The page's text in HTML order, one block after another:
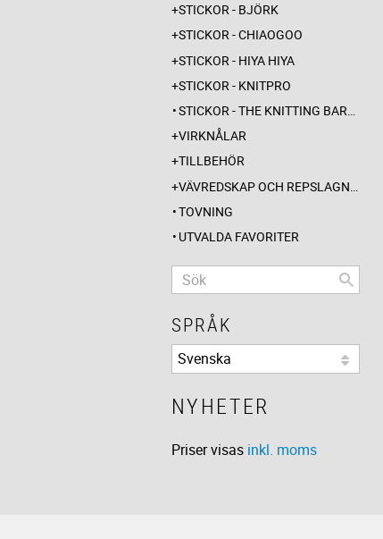
STICKOR - BJÖRK
STICKOR - CHIAOGOO
STICKOR - HIYA HIYA
STICKOR - KNITPRO
STICKOR - THE KNITTING BARBER
VIRKNÅLAR
TILLBEHÖR
VÄVREDSKAP OCH REPSLAGNING
TOVNING
UTVALDA FAVORITER
SPRÅK
NYHETER
Priser visas inkl. moms